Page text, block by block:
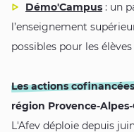
Démo'Campus : un
l’enseignement
possibles pour les
Les actions
région Provence-
L'Afev déploie depuis